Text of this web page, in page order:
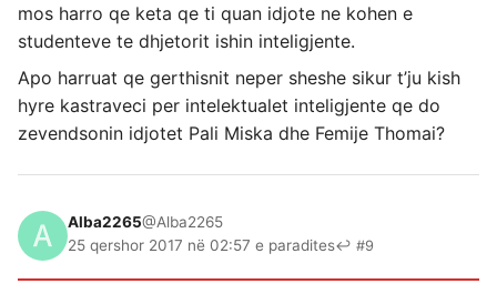
mos harro qe keta qe ti quan idjote ne kohen e
studenteve te dhjetorit ishin inteligjente.
Apo harruat qe gerthisnit neper sheshe sikur t’ju kish
hyre kastraveci per intelektualet inteligjente qe do
zevendsonin idjotet Pali Miska dhe Femije Thomai?
Alba2265@Alba2265
25 qershor 2017 në 02:57 e paradites↩ #9